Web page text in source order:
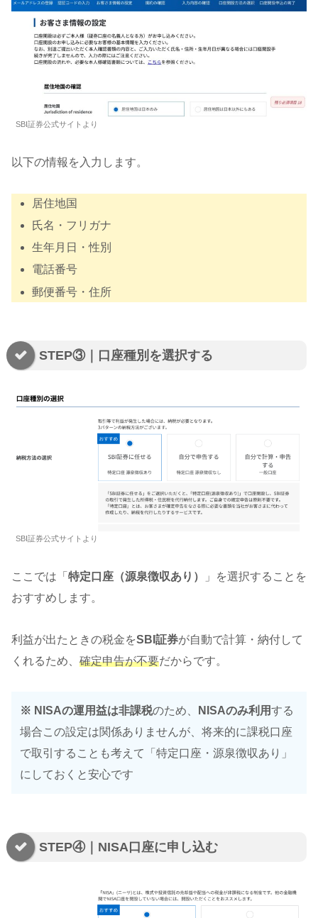
SBI証券公式サイトより
以下の情報を入力します。
居住地国
氏名・フリガナ
生年月日・性別
電話番号
郵便番号・住所
STEP③｜口座種別を選択する
SBI証券公式サイトより
ここでは「 特定口座（源泉徴収あり）
」を選択することを
おすすめします。
利益が出たときの税金をSBI証券が自動で計算・納付して
くれるため、 確定申告が不要だからです。
※ NISAの運用益は非課税のため、 NISAのみ利用する
場合この設定は関係ありませんが、将来的に課税口座
で取引することも考えて「特定口座・源泉徴収あり」
にしておくと安心です
STEP④｜NISA口座に申し込む